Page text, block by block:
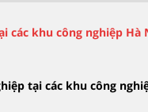
khu công nghiệp
tại các khu công